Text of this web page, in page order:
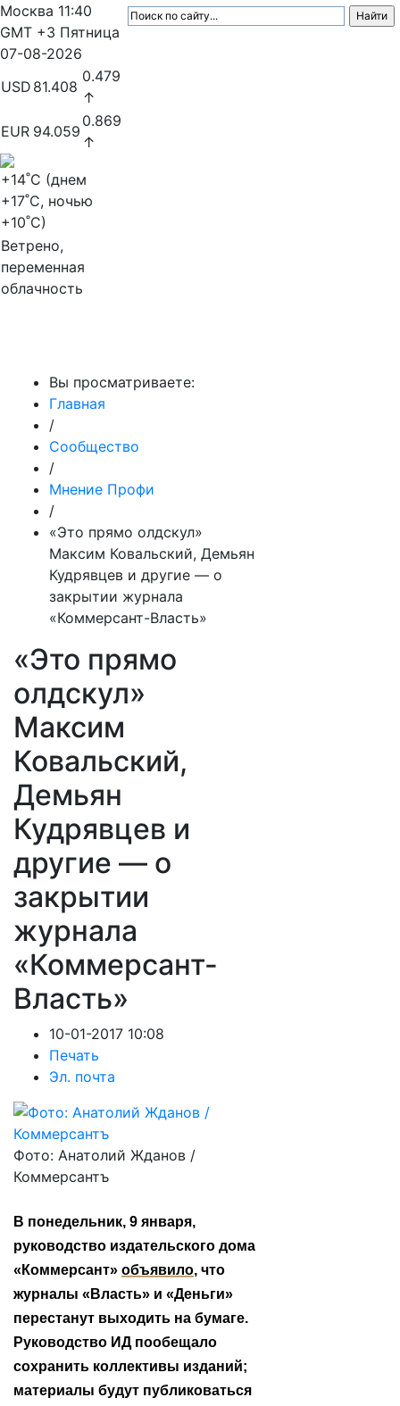
Москва 11:40
GMT +3 Пятница
07-08-2026
USD 81.408
0.479
↑
EUR 94.059
0.869
↑
+14˚C (днем
+17˚C, ночью
+10˚C)
Ветрено,
переменная
облачность
Вы просматриваете:
Главная
/
Сообщество
/
Мнение Профи
/
«Это прямо олдскул»
Максим Ковальский, Демьян
Кудрявцев и другие — о
закрытии журнала
«Коммерсант-Власть»
«Это прямо
олдскул»
Максим
Ковальский,
Демьян
Кудрявцев и
другие — о
закрытии
журнала
«Коммерсант-
Власть»
10-01-2017 10:08
Печать
Эл. почта
Фото: Анатолий Жданов /
Коммерсантъ
В понедельник, 9 января,
руководство издательского дома
«Коммерсант» объявило, что
журналы «Власть» и «Деньги»
перестанут выходить на бумаге.
Руководство ИД пообещало
сохранить коллективы изданий;
материалы будут публиковаться